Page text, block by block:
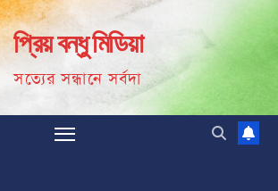
প্রিয় বন্ধু মিডিয়া
সত্যের সন্ধানে সর্বদা